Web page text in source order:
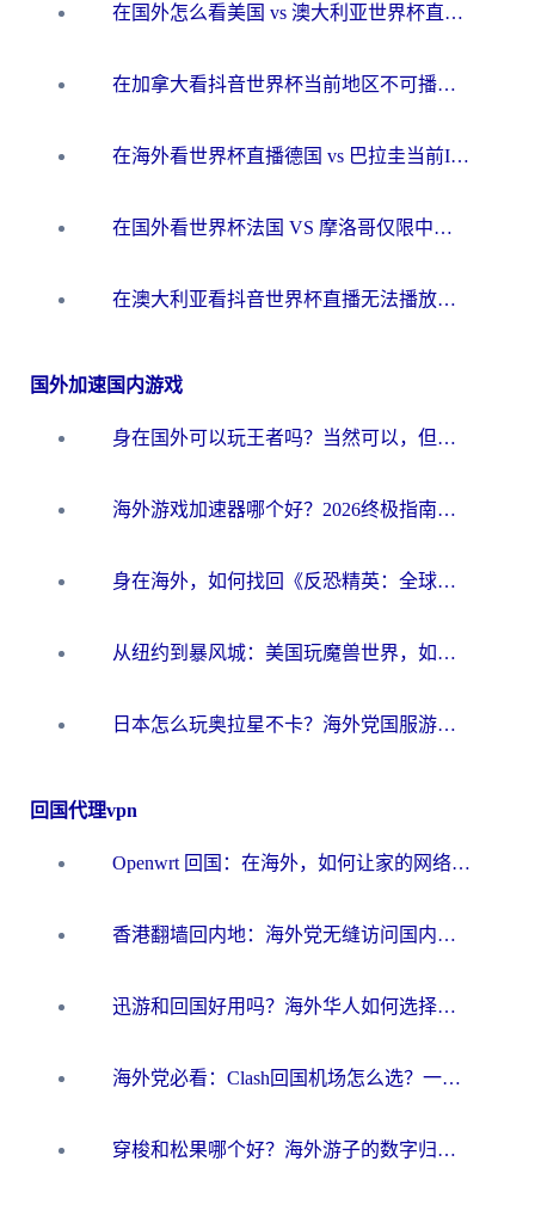
在国外怎么看美国 vs 澳大利亚世界杯直播？海外党必藏的中文解说观赛指南
在加拿大看抖音世界杯当前地区不可播放？海外党体育观赛终极指南
在海外看世界杯直播德国 vs 巴拉圭当前IP受限制？这篇指南帮你轻松解决地区限制
在国外看世界杯法国 VS 摩洛哥仅限中国大陆？别让地域限制拦下你的欢呼
在澳大利亚看抖音世界杯直播无法播放？海外党体育观赛终极指南来了！
国外加速国内游戏
身在国外可以玩王者吗？当然可以，但你需要这份“加速”指南
海外游戏加速器哪个好？2026终极指南帮你畅玩国服+解决卡顿难题
身在海外，如何找回《反恐精英：全球攻势》国服的丝滑手感？一份给你的终极指南
从纽约到暴风城：美国玩魔兽世界，如何找到你的最佳网络航线
日本怎么玩奥拉星不卡？海外党国服游戏加速器选择全攻略
回国代理vpn
Openwrt 回国：在海外，如何让家的网络触手可及
香港翻墙回内地：海外党无缝访问国内资源的加速器选择全攻略
迅游和回国好用吗？海外华人如何选择靠谱的回国加速器
海外党必看：Clash回国机场怎么选？一篇搞定无缝访问国内资源的全攻略
穿梭和松果哪个好？海外游子的数字归乡路，到底该怎么选